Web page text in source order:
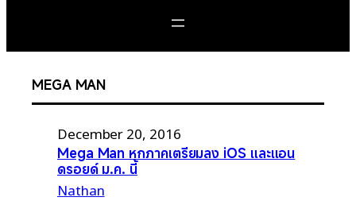
MEGA MAN
December 20, 2016
Mega Man หกภาคเตรียมลง iOS และแอน
ดรอยด์ ม.ค. นี้
Nathan